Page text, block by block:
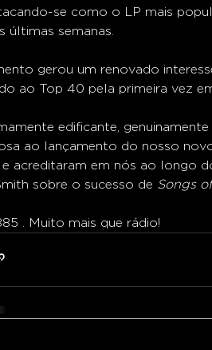
se como o LP mais
últimas semanas.
gerou um renovado
ao Top 40 pela primeira vez
edificante,
ao lançamento do nosso
e acreditaram em nós ao longo
sobre o sucesso de Songs
. Muito mais que rádio!